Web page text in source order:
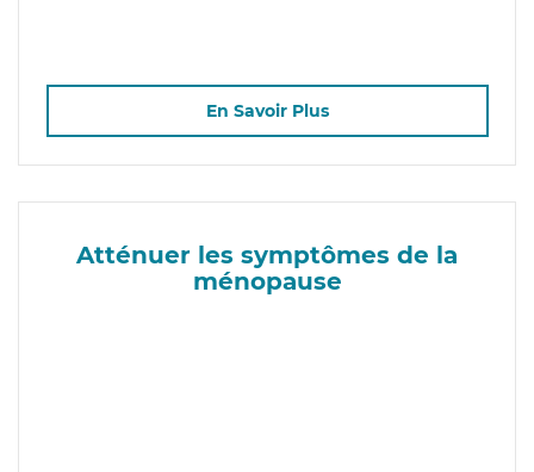
En Savoir Plus
Atténuer les symptômes de la
ménopause